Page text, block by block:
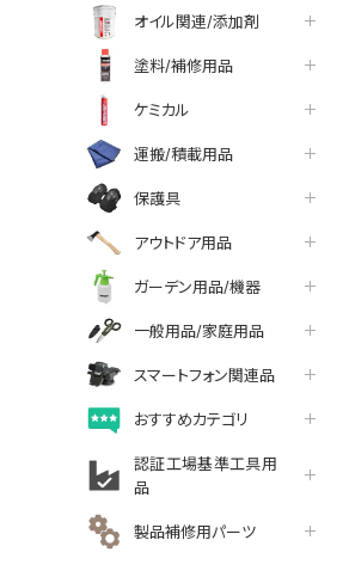
オイル関連/添加剤
塗料/補修用品
ケミカル
運搬/積載用品
保護具
アウトドア用品
ガーデン用品/機器
一般用品/家庭用品
スマートフォン関連品
おすすめカテゴリ
認証工場基準工具用
品
製品補修用パーツ